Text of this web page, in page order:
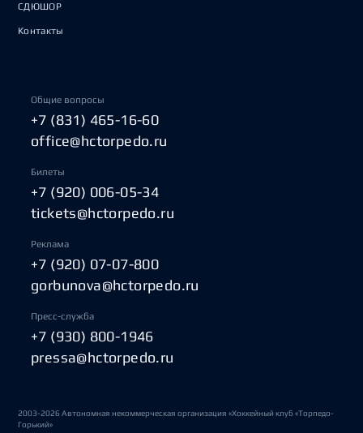
СДЮШОР
Контакты
Общие вопросы
+7 (831) 465-16-60
office@hctorpedo.ru
Билеты
+7 (920) 006-05-34
tickets@hctorpedo.ru
Реклама
+7 (920) 07-07-800
gorbunova@hctorpedo.ru
Пресс-служба
+7 (930) 800-1946
pressa@hctorpedo.ru
2003-2026 Автономная некоммерческая организация «Хоккейный клуб «Торпедо-
Горький»